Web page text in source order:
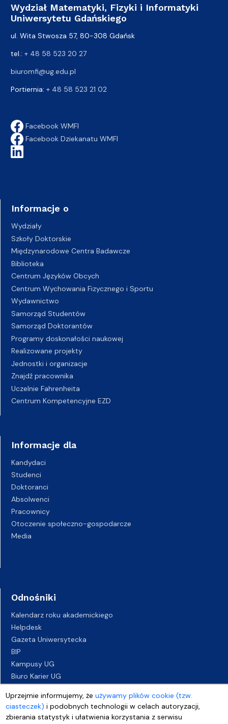
Uprzejmie informujemy, żeużywamy plików cookie (tzw.
ciasteczek) i podobnych technologii w celach autoryzacji,
zbierania statystyk i ułatwienia korzystania z serwisu
Wydział Matematyki, Fizyki i Informatyki
Uniwersytetu Gdańskiego
ul. Wita Stwosza 57, 80-308 Gdańsk
tel.: + 48 58 523 20 27
biuromfi@ug.edu.pl
Portiernia: + 48 58 523 21 02
Facebook WMFI
Facebook Dziekanatu WMFI
Informacje o
Wydziały
Szkoły Doktorskie
Międzynarodowe Centra Badawcze
Biblioteka
Centrum Języków Obcych
Centrum Wychowania Fizycznego i Sportu
Wydawnictwo
Samorząd Studentów
Samorząd Doktorantów
Programy doskonałości naukowej
Realizowane projekty
Jednostki i organizacje
Znajdź pracownika
Uczelnie Fahrenheita
Centrum Kompetencyjne EZD
Informacje dla
Kandydaci
Studenci
Doktoranci
Absolwenci
Pracownicy
Otoczenie społeczno-gospodarcze
Media
Odnośniki
Kalendarz roku akademickiego
Helpdesk
Gazeta Uniwersytecka
BIP
Kampusy UG
Biuro Karier UG
Deklaracja dostępności